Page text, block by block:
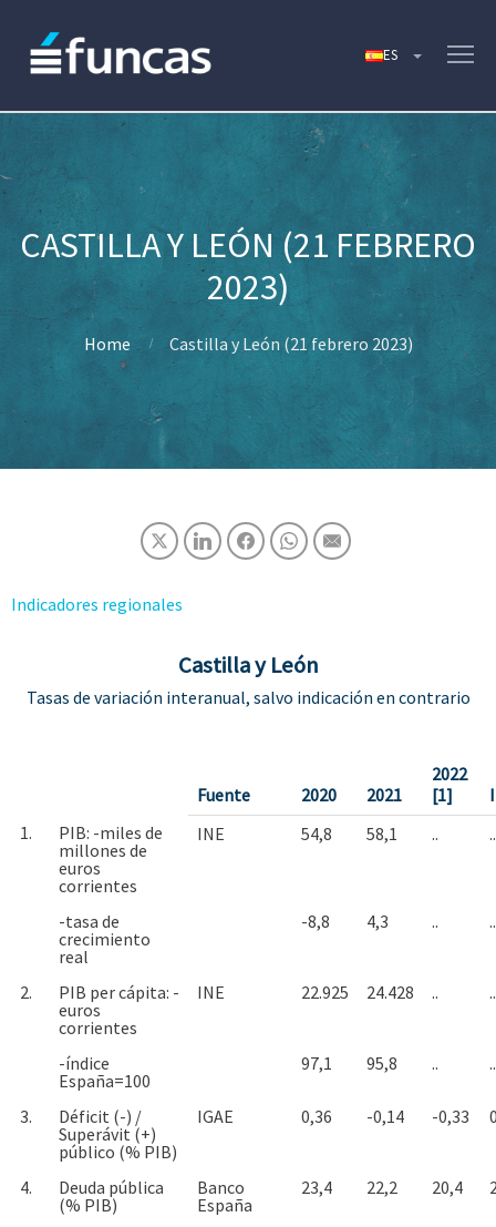
CASTILLA Y LEÓN (21 FEBRERO
2023)
Home Castilla y León (21 febrero 2023)
Indicadores regionales
Castilla y León
Tasas de variación interanual, salvo indicación en contrario
Fuente 2020 2021
2022
[1]
1.
PIB: -miles de
millones de
euros
corrientes
INE 54,8 58,1 .. ..
-tasa de
crecimiento
real
-8,8 4,3 .. ..
2.
PIB per cápita: -
euros
corrientes
INE 22.925 24.428 .. ..
-índice
España=100
97,1 95,8 .. ..
3.
Déficit (-) /
Superávit (+)
público (% PIB)
IGAE 0,36 -0,14 -0,33
4.
Deuda pública
(% PIB)
Banco
España
23,4 22,2 20,4